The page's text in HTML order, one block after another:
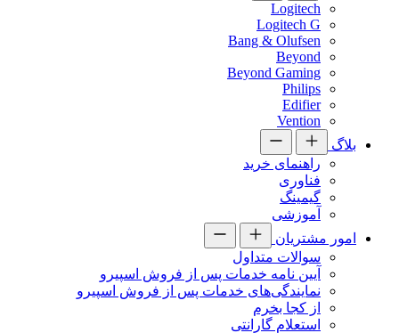
Logitech
Logitech G
Bang & Olufsen
Beyond
Beyond Gaming
Philips
Edifier
Vention
بلاگ
راهنمای خرید
فناوری
گیمینگ
آموزشی
امور مشتریان
سوالات متداول
آیین نامه خدمات پس از فروش اسپیرو
نمایندگی‌های خدمات پس از فروش اسپیرو
از کجا بخرم
استعلام گارانتی